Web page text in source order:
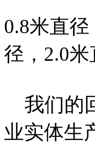
0.8米直
径，2.0
我们的
业实体生